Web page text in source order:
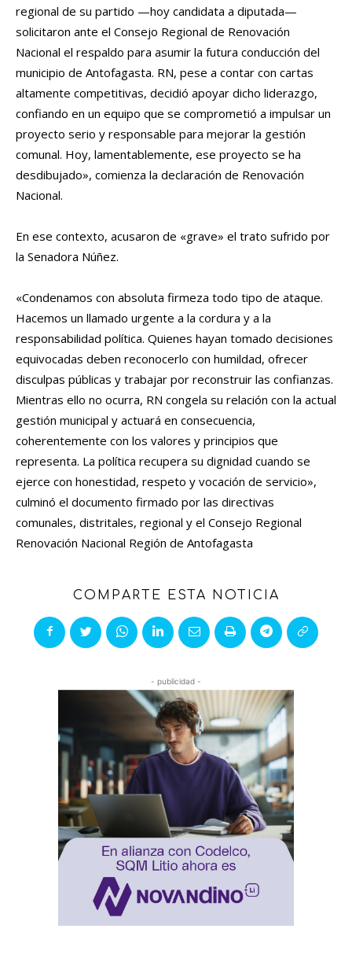
regional de su partido —hoy candidata a diputada—
solicitaron ante el Consejo Regional de Renovación
Nacional el respaldo para asumir la futura conducción del
municipio de Antofagasta. RN, pese a contar con cartas
altamente competitivas, decidió apoyar dicho liderazgo,
confiando en un equipo que se comprometió a impulsar un
proyecto serio y responsable para mejorar la gestión
comunal. Hoy, lamentablemente, ese proyecto se ha
desdibujado», comienza la declaración de Renovación
Nacional.
En ese contexto, acusaron de «grave» el trato sufrido por
la Senadora Núñez.
«Condenamos con absoluta firmeza todo tipo de ataque.
Hacemos un llamado urgente a la cordura y a la
responsabilidad política. Quienes hayan tomado decisiones
equivocadas deben reconocerlo con humildad, ofrecer
disculpas públicas y trabajar por reconstruir las confianzas.
Mientras ello no ocurra, RN congela su relación con la actual
gestión municipal y actuará en consecuencia,
coherentemente con los valores y principios que
representa. La política recupera su dignidad cuando se
ejerce con honestidad, respeto y vocación de servicio»,
culminó el documento firmado por las directivas
comunales, distritales, regional y el Consejo Regional
Renovación Nacional Región de Antofagasta
COMPARTE ESTA NOTICIA
- publicidad -